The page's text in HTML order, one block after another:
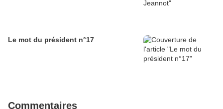
Le mot du président n°17
Commentaires